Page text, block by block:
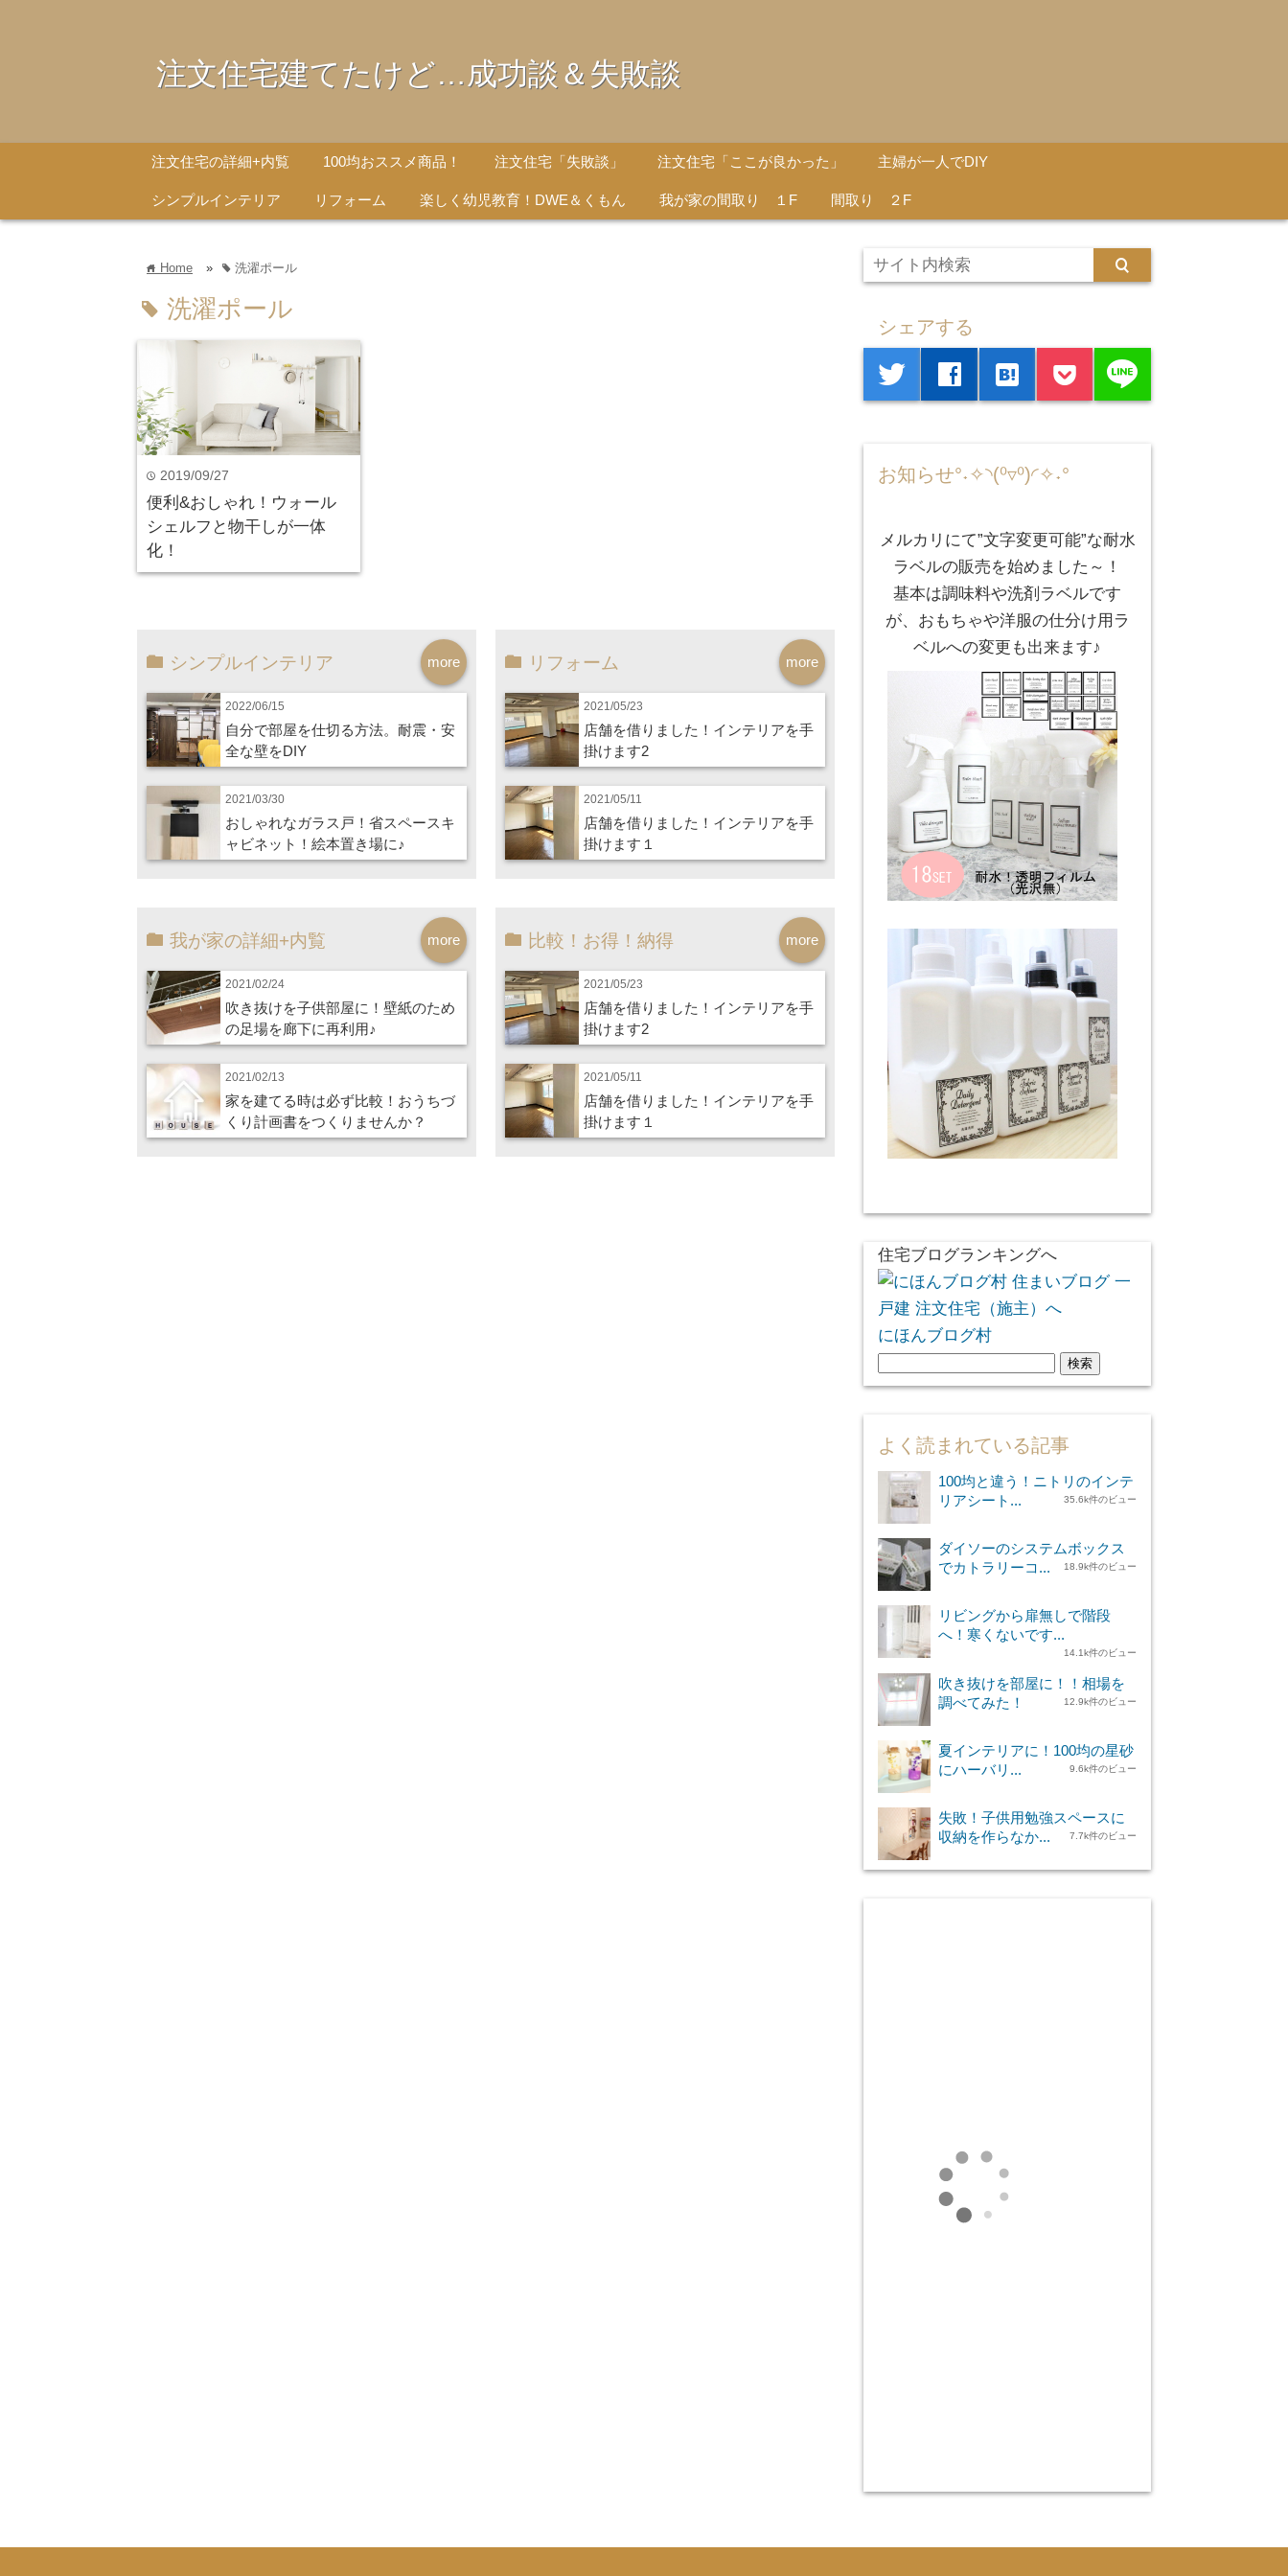
注文住宅建てたけど…成功談＆失敗談
注文住宅の詳細+内覧 100均おススメ商品！ 注文住宅「失敗談」 注文住宅「ここが良かった」 主婦が一人でDIY
シンプルインテリア リフォーム 楽しく幼児教育！DWE＆くもん 我が家の間取り １F 間取り ２F
home Home » tag 洗濯ポール
tag 洗濯ポール
time 2019/09/27
便利&おしゃれ！ウォール
シェルフと物干しが一体
化！
more
シンプルインテリア
2022/06/15
自分で部屋を仕切る方法。耐震・安
全な壁をDIY
2021/03/30
おしゃれなガラス戸！省スペースキ
ャビネット！絵本置き場に♪
more
リフォーム
2021/05/23
店舗を借りました！インテリアを手
掛けます2
2021/05/11
店舗を借りました！インテリアを手
掛けます１
more
我が家の詳細+内覧
2021/02/24
吹き抜けを子供部屋に！壁紙のため
の足場を廊下に再利用♪
2021/02/13
家を建てる時は必ず比較！おうちづ
くり計画書をつくりませんか？
more
比較！お得！納得
2021/05/23
店舗を借りました！インテリアを手
掛けます2
2021/05/11
店舗を借りました！インテリアを手
掛けます１
シェアする
twitter facebook hatenabookmark line
お知らせ°˖✧◝(⁰▿⁰)◜✧˖°
メルカリにて”文字変更可能”な耐水
ラベルの販売を始めました～！
基本は調味料や洗剤ラベルです
が、おもちゃや洋服の仕分け用ラ
ベルへの変更も出来ます♪
住宅ブログランキングへ
にほんブログ村
索:
よく読まれている記事
100均と違う！ニトリのインテ
リアシート...
35.6k件のビュー
ダイソーのシステムボックス
でカトラリーコ...
18.9k件のビュー
リビングから扉無しで階段
へ！寒くないです...
14.1k件のビュー
吹き抜けを部屋に！！相場を
調べてみた！
12.9k件のビュー
夏インテリアに！100均の星砂
にハーバリ...
9.6k件のビュー
失敗！子供用勉強スペースに
収納を作らなか...
7.7k件のビュー